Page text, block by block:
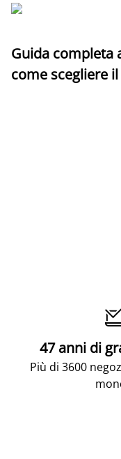
Guida completa
come scegliere
47 anni di
Più di 3600